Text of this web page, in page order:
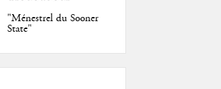
"Ménestrel du Sooner
State"